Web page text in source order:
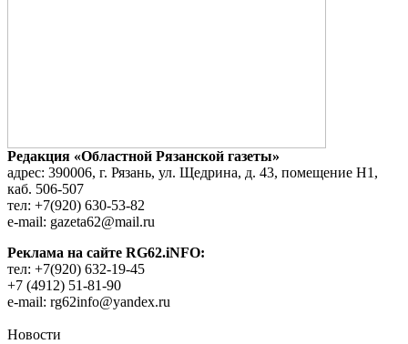
Редакция «Областной Рязанской газеты»
адрес: 390006, г. Рязань, ул. Щедрина, д. 43, помещение Н1,
каб. 506-507
тел: +7(920) 630-53-82
e-mail: gazeta62@mail.ru
Реклама на сайте RG62.iNFO:
тел: +7(920) 632-19-45
+7 (4912) 51-81-90
e-mail: rg62info@yandex.ru
Новости